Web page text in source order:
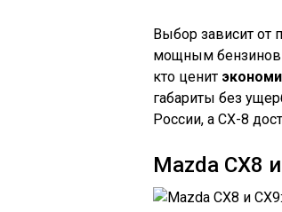
Выбор зависит от
мощным
кто ценит
габариты без
России, а CX-8
Mazda CX8